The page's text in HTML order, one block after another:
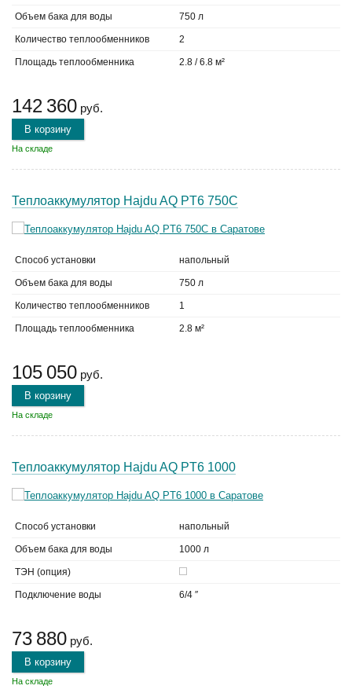
Объем бака для воды 750 л
Количество теплообменников 2
Площадь теплообменника 2.8 / 6.8 м²
142 360 руб.
В корзину
На складе
Теплоаккумулятор Hajdu AQ PT6 750С
Способ установки напольный
Объем бака для воды 750 л
Количество теплообменников 1
Площадь теплообменника 2.8 м²
105 050 руб.
В корзину
На складе
Теплоаккумулятор Hajdu AQ PT6 1000
Способ установки напольный
Объем бака для воды 1000 л
ТЭН (опция)
Подключение воды 6/4 ″
73 880 руб.
В корзину
На складе